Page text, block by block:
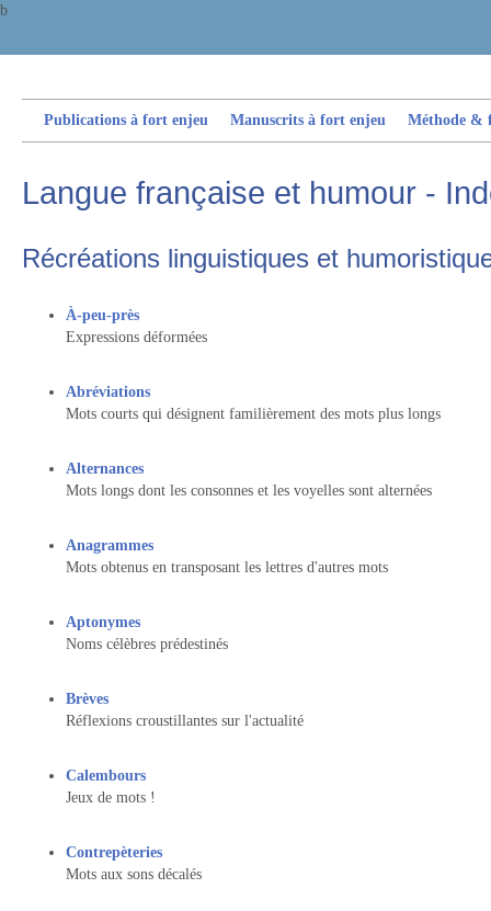
b
Publications à fort enjeu Manuscrits à fort enjeu Méthode &
Langue française et humour -
Récréations linguistiques et
À-peu-près
Expressions déformées
Abréviations
Mots courts qui désignent familièrement des mots plus longs
Alternances
Mots longs dont les consonnes et les voyelles sont alternées
Anagrammes
Mots obtenus en transposant les lettres d'autres mots
Aptonymes
Noms célèbres prédestinés
Brèves
Réflexions croustillantes sur l'actualité
Calembours
Jeux de mots !
Contrepèteries
Mots aux sons décalés